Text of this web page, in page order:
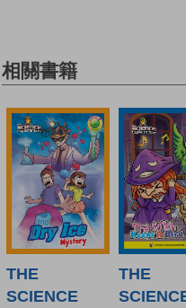
相關書籍
THE
SCIENCE
THE